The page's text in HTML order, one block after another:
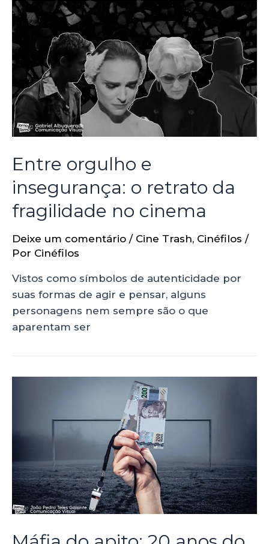
Entre orgulho e
insegurança: o retrato da
fragilidade no cinema
Deixe um comentário / Cine Trash, Cinéfilos /
Por Cinéfilos
Vistos como símbolos de autenticidade por
suas formas de agir e pensar, alguns
personagens nem sempre são o que
aparentam ser